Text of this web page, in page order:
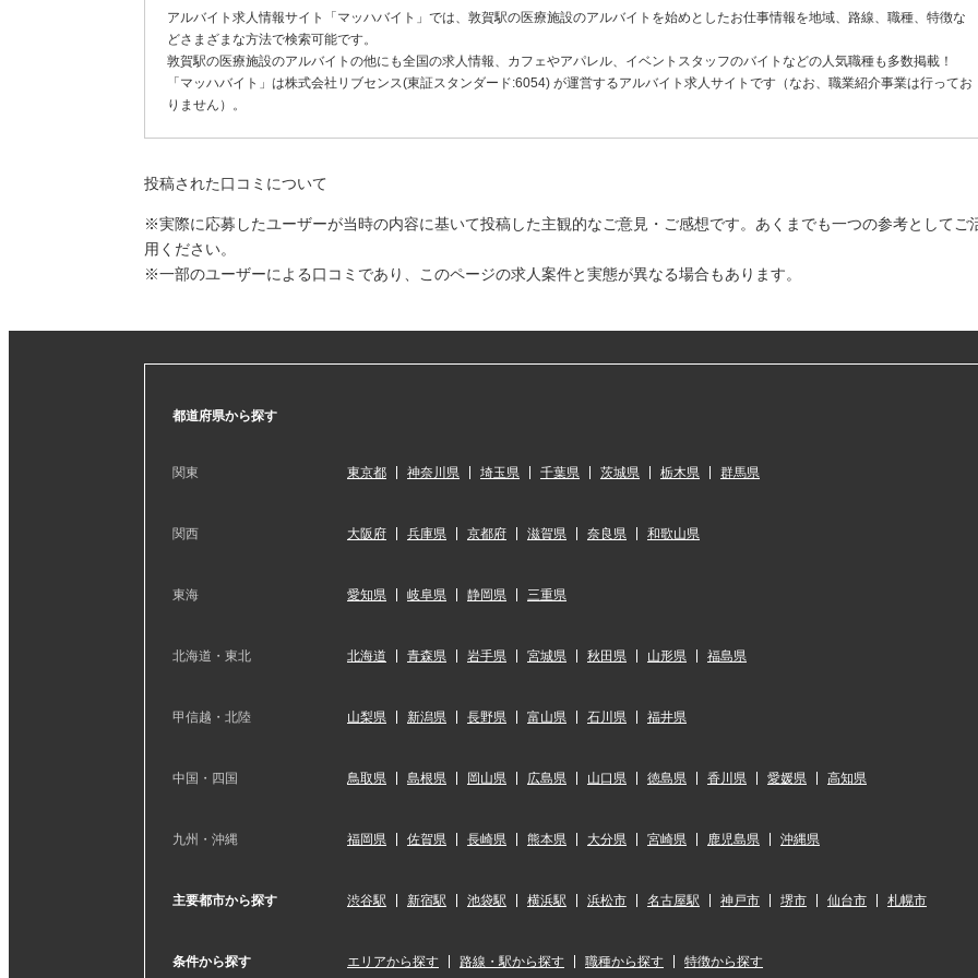
アルバイト求人情報サイト「マッハバイト」では、敦賀駅の医療施設のアルバイトを始めとしたお仕事情報を地域、路線、職種、特徴な
どさまざまな方法で検索可能です。
敦賀駅の医療施設のアルバイトの他にも全国の求人情報、カフェやアパレル、イベントスタッフのバイトなどの人気職種も多数掲載！
「マッハバイト」は株式会社リブセンス(東証スタンダード:6054) が運営するアルバイト求人サイトです（なお、職業紹介事業は行ってお
りません）。
投稿された口コミについて
※実際に応募したユーザーが当時の内容に基いて投稿した主観的なご意見・ご感想です。あくまでも一つの参考としてご
用ください。
※一部のユーザーによる口コミであり、このページの求人案件と実態が異なる場合もあります。
都道府県から探す
関東 東京都 神奈川県 埼玉県 千葉県 茨城県 栃木県 群馬県
関西 大阪府 兵庫県 京都府 滋賀県 奈良県 和歌山県
東海 愛知県 岐阜県 静岡県 三重県
北海道・東北 北海道 青森県 岩手県 宮城県 秋田県 山形県 福島県
甲信越・北陸 山梨県 新潟県 長野県 富山県 石川県 福井県
中国・四国 鳥取県 島根県 岡山県 広島県 山口県 徳島県 香川県 愛媛県 高知県
九州・沖縄 福岡県 佐賀県 長崎県 熊本県 大分県 宮崎県 鹿児島県 沖縄県
主要都市から探す 渋谷駅 新宿駅 池袋駅 横浜駅 浜松市 名古屋駅 神戸市 堺市 仙台市 札幌市
条件から探す エリアから探す 路線・駅から探す 職種から探す 特徴から探す